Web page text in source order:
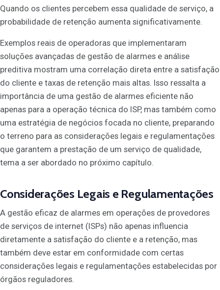
Quando os clientes percebem essa qualidade de serviço, a
probabilidade de retenção aumenta significativamente.
Exemplos reais de operadoras que implementaram
soluções avançadas de gestão de alarmes e análise
preditiva mostram uma correlação direta entre a satisfação
do cliente e taxas de retenção mais altas. Isso ressalta a
importância de uma gestão de alarmes eficiente não
apenas para a operação técnica do ISP, mas também como
uma estratégia de negócios focada no cliente, preparando
o terreno para as considerações legais e regulamentações
que garantem a prestação de um serviço de qualidade,
tema a ser abordado no próximo capítulo.
Considerações Legais e Regulamentações
A gestão eficaz de alarmes em operações de provedores
de serviços de internet (ISPs) não apenas influencia
diretamente a satisfação do cliente e a retenção, mas
também deve estar em conformidade com certas
considerações legais e regulamentações estabelecidas por
órgãos reguladores.